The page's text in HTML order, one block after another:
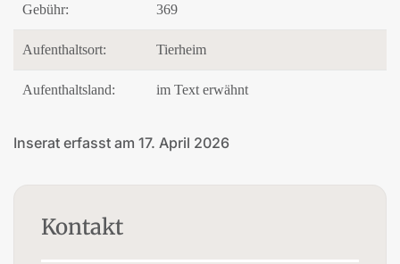
Gebühr: 369
Aufenthaltsort: Tierheim
Aufenthaltsland: im Text erwähnt
Inserat erfasst am 17. April 2026
Kontakt